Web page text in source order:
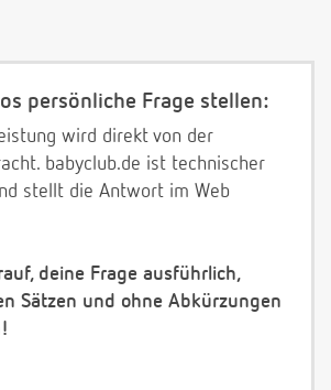
persönliche Frage stellen:
wird direkt von der
babyclub.de ist technischer
stellt die Antwort im Web
deine Frage ausführlich,
Sätzen und ohne Abkürzungen